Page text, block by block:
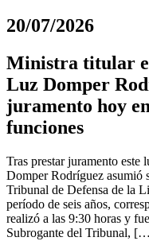
20/07/2026
Ministra titular
Luz Domper
juramento hoy
funciones
Tras prestar juramento este
Domper Rodríguez asumió
Tribunal de Defensa de la
período de seis años,
realizó a las 9:30 horas y
Subrogante del Tribunal,